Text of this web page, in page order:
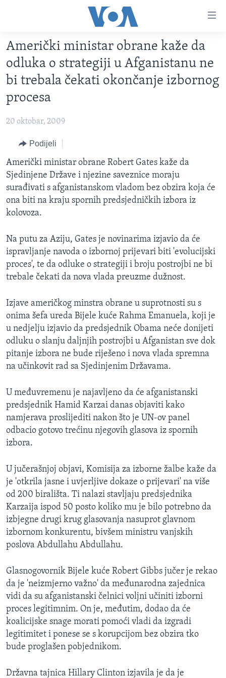
glavni
sadržaj
Pređi
na
glavnu
Idi
pretragu
VIJESTI
SJEDINJENE AMERIČKE DRŽAVE
BOSNA I HERCEGOVINA
SVIJET
NAUKA I TEHNOLOGIJA
SPECIJALNI PROJEKTI
KORUPCIJA
SLOBODA MEDIJA
ŽENSKA STRANA
IZBJEGLIČKA STRANA
MAGAZIN
O GLASU AMERIKE
Learning English
PRATITE NAS
Jezici
Američki ministar obrane kaže da
odluka o strategiji u Afganistanu ne
bi trebala čekati okončanje izbornog
procesa
20 oktobar, 2009
Podijeli
Američki ministar obrane Robert Gates kaže da
Sjedinjene Države i njezine saveznice moraju
surađivati s afganistanskom vladom bez obzira koja će
ona biti na kraju spornih predsjedničkih izbora iz
kolovoza.
Na putu za Aziju, Gates je novinarima izjavio da će
ispravljanje navoda o izbornoj prijevari biti 'evolucijski
proces', te da odluke o strategiji i broju postrojbi ne bi
trebale čekati da nova vlada preuzme dužnost.
Izjave američkog minstra obrane u suprotnosti su s
onima šefa ureda Bijele kuće Rahma Emanuela, koji je
u nedjelju izjavio da predsjednik Obama neće donijeti
odluku o slanju daljnjih postrojbi u Afganistan sve dok
pitanje izbora ne bude riješeno i nova vlada spremna
na učinkovit rad sa Sjedinjenim Državama.
U međuvremenu je najavljeno da će afganistanski
predsjednik Hamid Karzai danas objaviti kako
namjerava proslijediti nakon što je UN-ov panel
odbacio gotovo trećinu njegovih glasova iz spornih
izbora.
U jučerašnjoj objavi, Komisija za izborne žalbe kaže da
je 'otkrila jasne i uvjerljive dokaze o prijevari' na više
od 200 birališta. Ti nalazi stavljaju predsjednika
Karzaija ispod 50 posto koliko mu je bilo potrebno da
izbjegne drugi krug glasovanja nasuprot glavnom
izbornom konkurentu, bivšem ministru vanjskih
poslova Abdullahu Abdullahu.
Glasnogovornik Bijele kuće Robert Gibbs jučer je rekao
da je 'neizmjerno važno' da međunarodna zajednica
vidi da su afganistanski čelnici voljni učiniti izborni
proces legitimnim. On je, međutim, dodao da će
koalicijske snage morati pomoći vladi da izgradi
legitimitet i ponese se s korupcijom bez obzira tko
bude proglašen pobjednikom.
Državna tajnica Hillary Clinton izjavila je da je